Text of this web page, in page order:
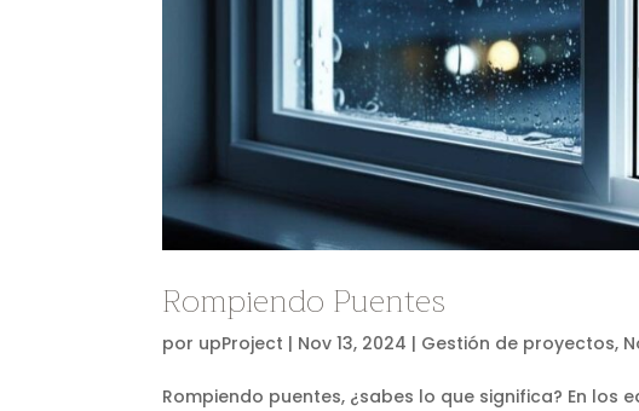
Rompiendo Puentes
por upProject | Nov 13, 2024 | Gestión de proyectos,
Rompiendo puentes, ¿sabes lo que significa? En